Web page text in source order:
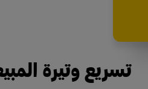
تسريع وتيرة